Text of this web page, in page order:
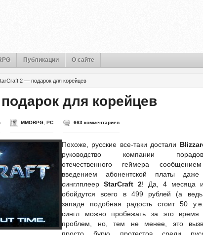
Публикации О сайте
2 — подарок для корейцев
для корейцев
MMORPG PC 663 комментариев
Похоже, русские все-таки достали
руководство компании
отечественного геймера
введением абонентской платы
синглплеер StarCraft 2! Да, 4 месяца
обойдутся всего в 499 рублей (а
западе подобная радость стоит 50
сингл можно пробежать за это время
проблем, но, тем не менее, это